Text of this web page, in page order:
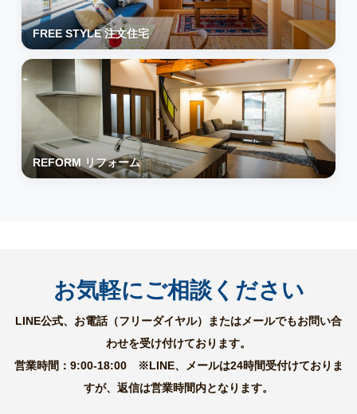
FREE STYLE 注文住宅
REFORM リフォーム
お気軽にご相談ください
LINE公式、お電話（フリーダイヤル）またはメールでもお問い合
わせを受け付けております。
営業時間：9:00-18:00 ※LINE、メールは24時間受付けておりま
すが、返信は営業時間内となります。